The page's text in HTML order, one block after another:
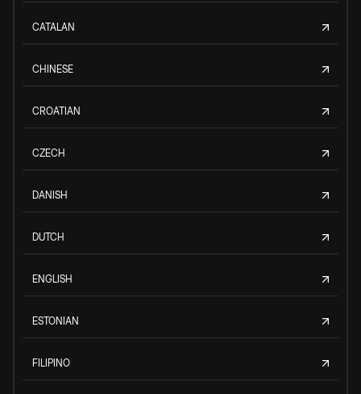
CATALAN
CHINESE
CROATIAN
CZECH
DANISH
DUTCH
ENGLISH
ESTONIAN
FILIPINO